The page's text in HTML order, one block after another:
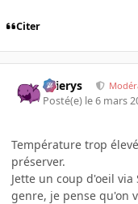
Citer
Ellierys
Posté(e) le 6 mars
Température trop
préserver.
Jette un coup d'oeil
genre, je pense qu'on